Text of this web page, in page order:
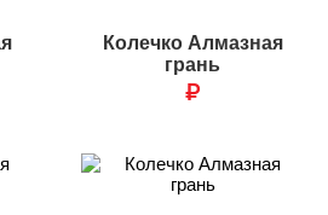
Колечко Алмазная
грань
₽